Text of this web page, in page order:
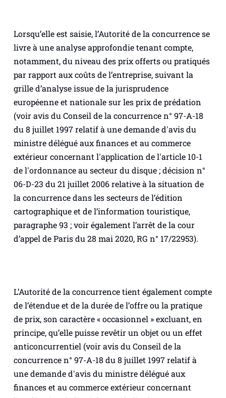
Lorsqu’elle est saisie, l’Autorité de la concurrence se
livre à une analyse approfondie tenant compte,
notamment, du niveau des prix offerts ou pratiqués
par rapport aux coûts de l’entreprise, suivant la
grille d’analyse issue de la jurisprudence
européenne et nationale sur les prix de prédation
(voir avis du Conseil de la concurrence n° 97-A-18
du 8 juillet 1997 relatif à une demande d'avis du
ministre délégué aux finances et au commerce
extérieur concernant l'application de l'article 10-1
de l'ordonnance au secteur du disque ; décision n°
06-D-23 du 21 juillet 2006 relative à la situation de
la concurrence dans les secteurs de l’édition
cartographique et de l’information touristique,
paragraphe 93 ; voir également l’arrêt de la cour
d’appel de Paris du 28 mai 2020, RG n° 17/22953).
L’Autorité de la concurrence tient également compte
de l’étendue et de la durée de l’offre ou la pratique
de prix, son caractère «occasionnel » excluant, en
principe, qu’elle puisse revêtir un objet ou un effet
anticoncurrentiel (voir avis du Conseil de la
concurrence n° 97-A-18 du 8 juillet 1997 relatif à
une demande d'avis du ministre délégué aux
finances et au commerce extérieur concernant